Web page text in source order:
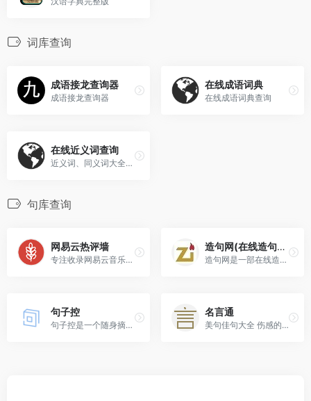
词库查询
成语接龙查询器
成语接龙查询器
在线成语词典
在线成语词典查询
在线近义词查询
近义词、同义词大全、查询、词典
句库查询
网易云热评墙
专注收录网易云音乐下方热门评论、短句、情话、优秀文案等文字
造句网(在线造句词典)
造句网是一部在线造句词典,其宗旨是让大家更快地造出更优质的句子。
句子控
句子控是一个随身摘抄本，在这里您可以随时发布、收藏和找到您喜欢的句子，句子控汇集众多名人名言、经典名句、电影台词和歌词。
名言通
美句佳句大全 伤感的句子 唯美的句子 优美的句子